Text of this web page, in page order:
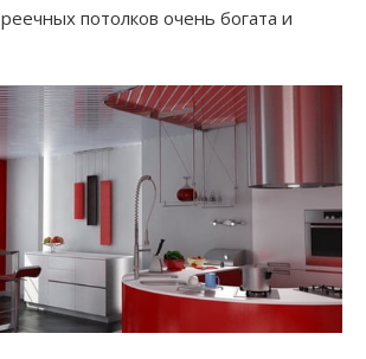
потолков очень богата и